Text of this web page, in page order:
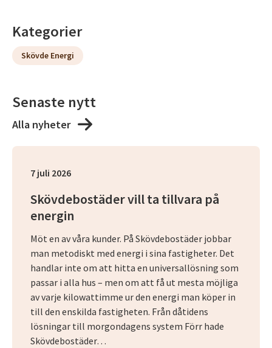
Kategorier
Skövde Energi
Senaste nytt
Alla nyheter
7 juli 2026
Skövdebostäder vill ta tillvara på
energin
Möt en av våra kunder. På Skövdebostäder jobbar
man metodiskt med energi i sina fastigheter. Det
handlar inte om att hitta en universallösning som
passar i alla hus – men om att få ut mesta möjliga
av varje kilowattimme ur den energi man köper in
till den enskilda fastigheten. Från dåtidens
lösningar till morgondagens system Förr hade
Skövdebostäder…